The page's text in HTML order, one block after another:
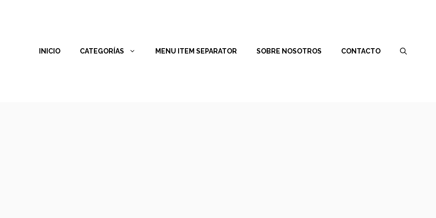
INICIO CATEGORÍAS MENU ITEM SEPARATOR SOBRE NOSOTROS CONTACTO